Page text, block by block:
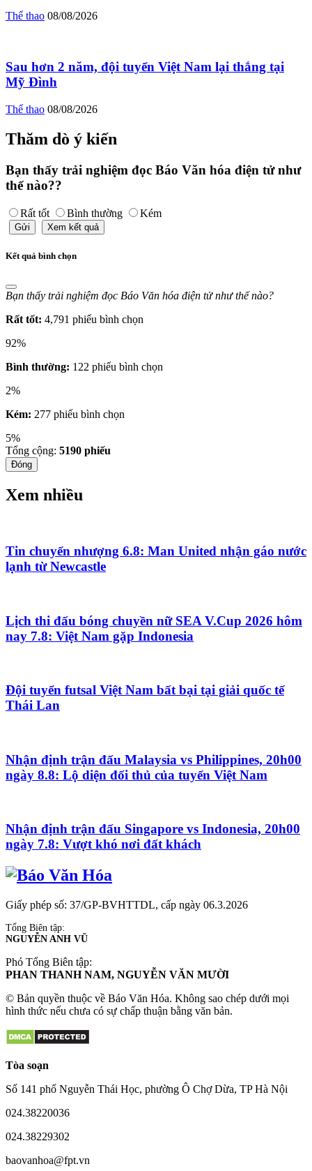
Thể thao 08/08/2026
Sau hơn 2 năm, đội tuyển Việt Nam lại thắng tại
Mỹ Đình
Thể thao 08/08/2026
Thăm dò ý kiến
Bạn thấy trải nghiệm đọc Báo Văn hóa điện tử như
thế nào??
Rất tốt Bình thường Kém
Gửi Xem kết quả
Kết quả bình chọn
Bạn thấy trải nghiệm đọc Báo Văn hóa điện tử như thế nào?
Rất tốt: 4,791 phiếu bình chọn
92%
Bình thường: 122 phiếu bình chọn
2%
Kém: 277 phiếu bình chọn
5%
Tổng cộng: 5190 phiếu
Đóng
Xem nhiều
Tin chuyển nhượng 6.8: Man United nhận gáo nước
lạnh từ Newcastle
Lịch thi đấu bóng chuyền nữ SEA V.Cup 2026 hôm
nay 7.8: Việt Nam gặp Indonesia
Đội tuyển futsal Việt Nam bất bại tại giải quốc tế
Thái Lan
Nhận định trận đấu Malaysia vs Philippines, 20h00
ngày 8.8: Lộ diện đối thủ của tuyển Việt Nam
Nhận định trận đấu Singapore vs Indonesia, 20h00
ngày 7.8: Vượt khó nơi đất khách
Giấy phép số: 37/GP-BVHTTDL, cấp ngày 06.3.2026
Tổng Biên tập:
NGUYỄN ANH VŨ
Phó Tổng Biên tập:
PHAN THANH NAM, NGUYỄN VĂN MƯỜI
© Bản quyền thuộc về Báo Văn Hóa. Không sao chép dưới mọi
hình thức nếu chưa có sự chấp thuận bằng văn bản.
Tòa soạn
Số 141 phố Nguyễn Thái Học, phường Ô Chợ Dừa, TP Hà Nội
024.38220036
024.38229302
baovanhoa@fpt.vn